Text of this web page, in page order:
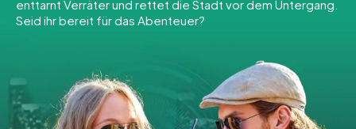
Teamevent
INT AT CH
DE
ES
FR UK
IE
enttarnt Verräter und rettet die Stadt vor dem Untergang.
Seid ihr bereit für das Abenteuer?